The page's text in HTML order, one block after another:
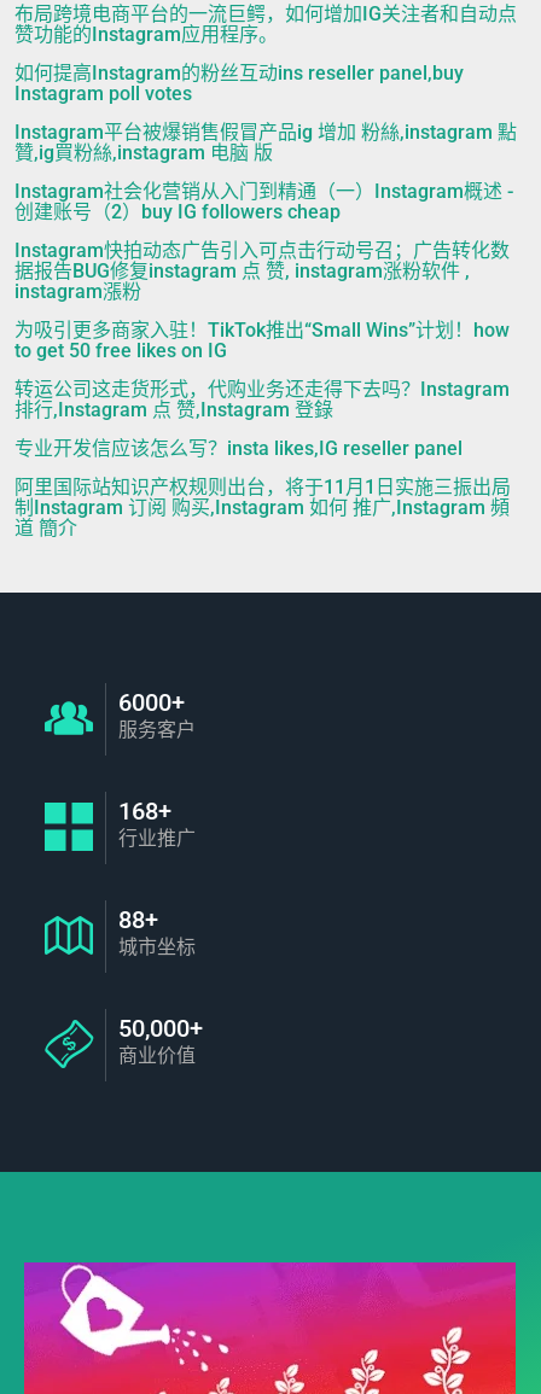
布局跨境电商平台的一流巨鳄，如何增加IG关注者和自动点
赞功能的Instagram应用程序。
如何提高Instagram的粉丝互动ins reseller panel,buy
Instagram poll votes
Instagram平台被爆销售假冒产品ig 增加 粉絲,instagram 點
贊,ig買粉絲,instagram 电脑 版
Instagram社会化营销从入门到精通（一）Instagram概述 -
创建账号（2）buy IG followers cheap
Instagram快拍动态广告引入可点击行动号召；广告转化数
据报告BUG修复instagram 点 赞, instagram涨粉软件 ,
instagram漲粉
为吸引更多商家入驻！TikTok推出“Small Wins”计划！how
to get 50 free likes on IG
转运公司这走货形式，代购业务还走得下去吗？Instagram
排行,Instagram 点 赞,Instagram 登錄
专业开发信应该怎么写？insta likes,IG reseller panel
阿里国际站知识产权规则出台，将于11月1日实施三振出局
制Instagram 订阅 购买,Instagram 如何 推广,Instagram 頻
道 簡介
6000+
服务客户
168+
行业推广
88+
城市坐标
50,000+
商业价值